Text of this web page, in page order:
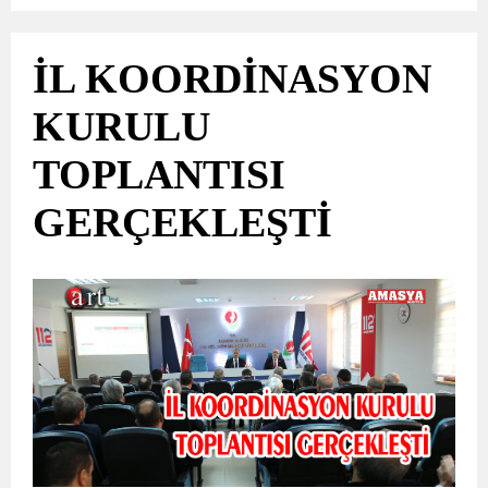
İL KOORDİNASYON
KURULU
TOPLANTISI
GERÇEKLEŞTİ